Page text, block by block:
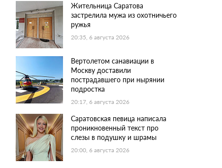
Жительница Саратова
застрелила мужа из охотничьего
ружья
20:35, 6 августа 2026
Вертолетом санавиации в
Москву доставили
пострадавшего при нырянии
подростка
20:17, 6 августа 2026
Саратовская певица написала
проникновенный текст про
слезы в подушку и шрамы
20:00, 6 августа 2026